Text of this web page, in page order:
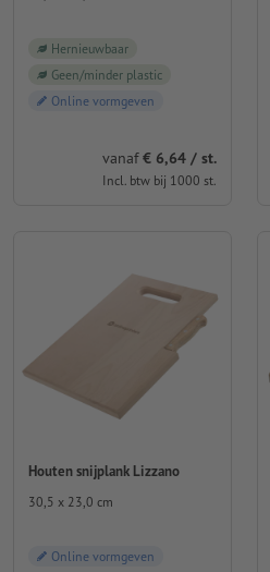
Hernieuwbaar
Geen/minder plastic
Online vormgeven
vanaf€ 6,64 / st.
Incl. btw bij 1000 st.
Houten snijplank Lizzano
30,5 x 23,0 cm
Online vormgeven